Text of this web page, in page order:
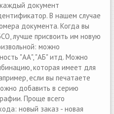
документ
В нашем случае
документа. Когда вы
лучше присвоить им новую
можно
"АА", "АБ" итд. Можно
которая имеет для
если вы печатаете
добавить в серию
Проще всего
новый заказ - новая